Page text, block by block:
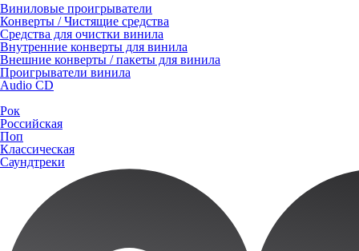
Виниловые проигрыватели
Конверты / Чистящие средства
Средства для очистки винила
Внутренние конверты для винила
Внешние конверты / пакеты для винила
Проигрыватели винила
Audio CD
Рок
Российская
Поп
Классическая
Саундтреки